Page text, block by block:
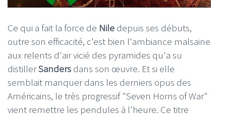
Ce qui a fait la force de Nile depuis ses débuts,
outre son efficacité, c'est bien l'ambiance malsaine
aux relents d'air vicié des pyramides qu'a su
distillerSanders dans son œuvre. Et si elle
semblait manquer dans les derniers opus des
Américains, le très progressif "Seven Horns of War"
vient remettre les pendules à l'heure. Ce titre